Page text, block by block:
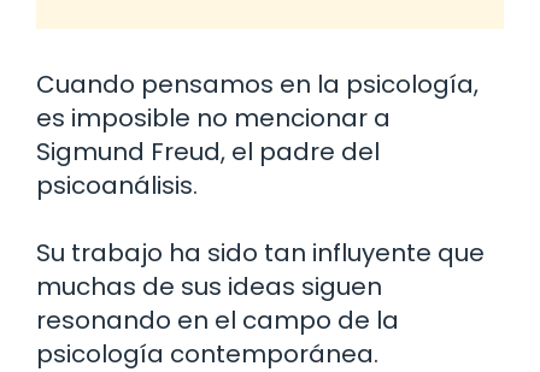
Cuando pensamos en la psicología,
es imposible no mencionar a
Sigmund Freud, el padre del
psicoanálisis.
Su trabajo ha sido tan influyente que
muchas de sus ideas siguen
resonando en el campo de la
psicología contemporánea.